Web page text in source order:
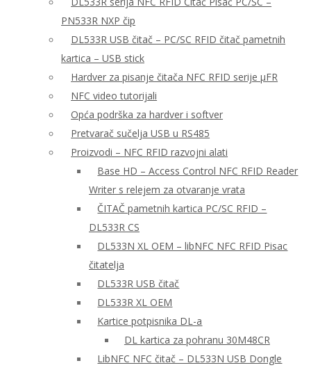
PN533R NXP čip
DL533R USB čitač – PC/SC RFID čitač pametnih
kartica – USB stick
Hardver za pisanje čitača NFC RFID serije μFR
NFC video tutorijali
Opća podrška za hardver i softver
Pretvarač sučelja USB u RS485
Proizvodi – NFC RFID razvojni alati
Base HD – Access Control NFC RFID Reader
Writer s relejem za otvaranje vrata
ČITAČ pametnih kartica PC/SC RFID –
DL533R CS
DL533N XL OEM – libNFC NFC RFID Pisac
čitatelja
DL533R USB čitač
DL533R XL OEM
Kartice potpisnika DL-a
DL kartica za pohranu 30M48CR
LibNFC NFC čitač – DL533N USB Dongle